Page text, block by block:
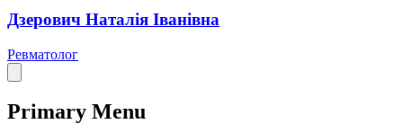
Дзерович Наталія Іванівна
Ревматолог
Primary Menu